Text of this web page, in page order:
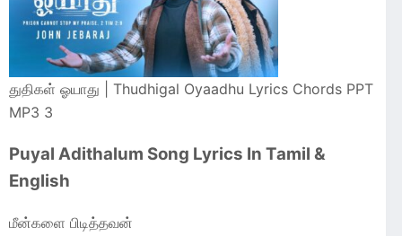
துதிகள் ஓயாது | Thudhigal Oyaadhu Lyrics Chords PPT
MP3 3
Puyal Adithalum Song Lyrics In Tamil &
English
மீன்களை பிடித்தவன்